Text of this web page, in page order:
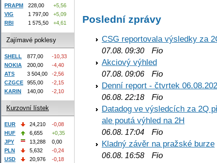
Poslední zprávy
CSG reportovala výsledky za
07.08. 09:30 Fio
Akciový výhled
07.08. 09:06 Fio
Denní report - čtvrtek
06.08. 22:18 Fio
Datadog ve výsledcích za 2Q
ale poutá výhled na 2H
06.08. 17:04 Fio
Kladný závěr na pražské burze
06.08. 16:58 Fio
PRAPM
228,00
+5,56
VIG
1 797,00
+5,09
RBI
1 575,50 +4,61
Zajímavé poklesy
SHELL 877,00
-10,33
NOKIA
200,00
-4,40
ATS
3 504,00
-2,56
CZGCE
955,00
-2,15
KARIN
140,00 -2,10
Kurzovní lístek
EUR 24,210
-0,08
HUF
6,655
+0,35
JPY
13,288
0,00
PLN
5,632
-0,24
USD
20,976 -0,18